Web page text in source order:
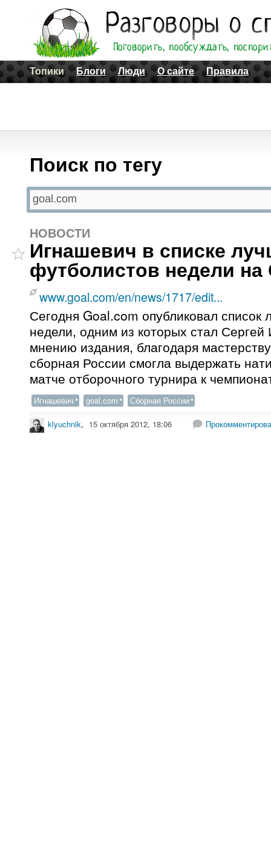
Топики Блоги Люди О сайте Правила
Поиск по тегу
НОВОСТИ
Игнашевич в списке
футболистов недели на
www.goal.com/en/news/1717/edit...
Сегодня Goal.com опубликовал список
недели, одним из которых стал
мнению издания, благодаря
сборная России смогла выдержать
матче отборочного турнира к
Игнашевич goal.com Сборная России
klyuchnik, 15 октября 2012, 18:06